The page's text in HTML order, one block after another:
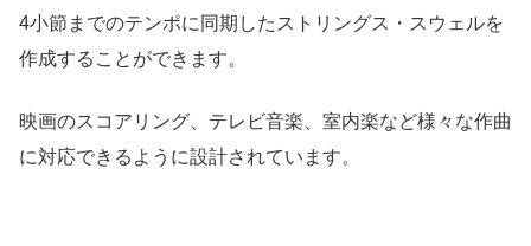
4小節までのテンポに同期したストリングス・スウェルを
作成することができます。
映画のスコアリング、テレビ音楽、室内楽など様々な作曲
に対応できるように設計されています。